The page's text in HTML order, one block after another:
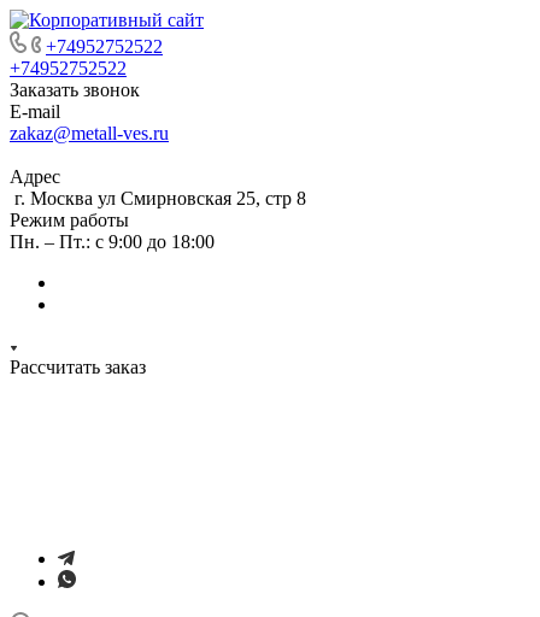
+74952752522
+74952752522
Заказать звонок
E-mail
zakaz@metall-ves.ru
Адрес
г. Москва ул Смирновская 25, стр 8
Режим работы
Пн. – Пт.: с 9:00 до 18:00
Рассчитать заказ